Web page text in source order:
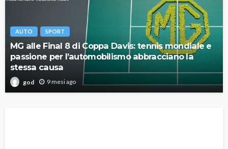
AUTO SPORT
MG alle Final 8 di Coppa Davis: tennis mondiale e
passione per l’automobilismo abbracciano la
stessa causa
god 9 mesi ago